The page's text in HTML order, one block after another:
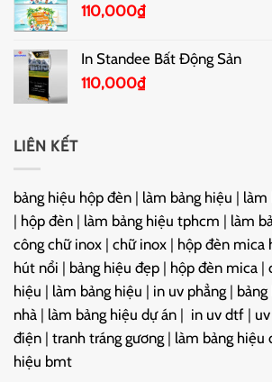
110,000₫
In Standee Bất Động Sản
110,000₫
LIÊN KẾT
bảng hiệu hộp đèn | làm bảng hiệu | làm
| hộp đèn | làm bảng hiệu tphcm | làm
công chữ inox | chữ inox | hộp đèn mica
hút nổi | bảng hiệu đẹp | hộp đèn mica |
hiệu | làm bảng hiệu | in uv phẳng |
nhà | làm bảng hiệu dự án | in uv dtf |
điện | tranh tráng gương | làm bảng hiệu
hiệu bmt